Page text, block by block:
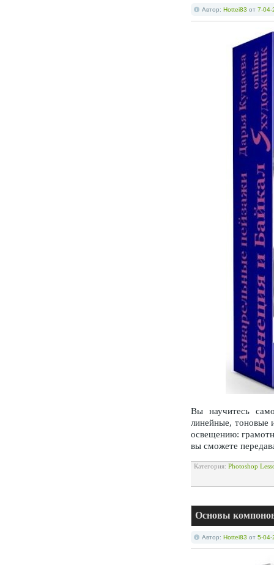
Автор: Hottei83 от 7-04-
Вы научитесь
линейные, тоновые
освещению:
вы сможете
Категория: Photoshop
Основы
Автор: Hottei83 от 5-04-